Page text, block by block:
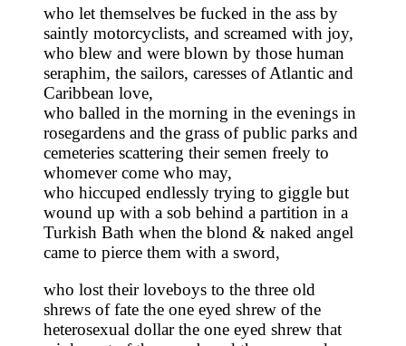
who let themselves be fucked in the ass by
saintly motorcyclists, and screamed with joy,
who blew and were blown by those human
seraphim, the sailors, caresses of Atlantic and
Caribbean love,
who balled in the morning in the evenings in
rosegardens and the grass of public parks and
cemeteries scattering their semen freely to
whomever come who may,
who hiccuped endlessly trying to giggle but
wound up with a sob behind a partition in a
Turkish Bath when the blond & naked angel
came to pierce them with a sword,
who lost their loveboys to the three old
shrews of fate the one eyed shrew of the
heterosexual dollar the one eyed shrew that